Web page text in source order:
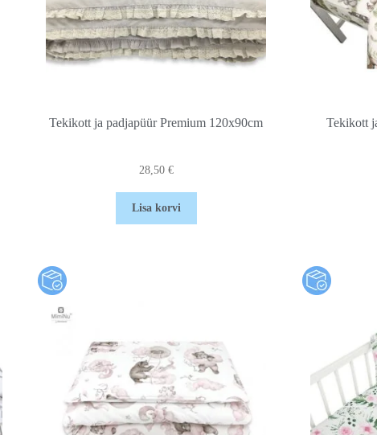
Tekikott ja padjapüür Premium 120x90cm
28,50 €
Lisa korvi
Tekikott